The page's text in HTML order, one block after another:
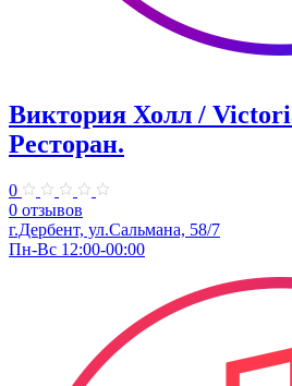
Виктория Холл /
Ресторан.
0
0 отзывов
г.Дербент, ул.Сальмана, 58/7
Пн-Вс 12:00-00:00